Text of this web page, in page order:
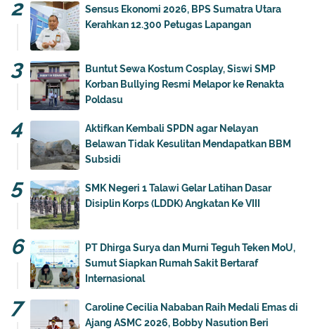
Sensus Ekonomi 2026, BPS Sumatra Utara
Kerahkan 12.300 Petugas Lapangan
Buntut Sewa Kostum Cosplay, Siswi SMP
Korban Bullying Resmi Melapor ke Renakta
Poldasu
Aktifkan Kembali SPDN agar Nelayan
Belawan Tidak Kesulitan Mendapatkan BBM
Subsidi
SMK Negeri 1 Talawi Gelar Latihan Dasar
Disiplin Korps (LDDK) Angkatan Ke VIII
PT Dhirga Surya dan Murni Teguh Teken MoU,
Sumut Siapkan Rumah Sakit Bertaraf
Internasional
Caroline Cecilia Nababan Raih Medali Emas di
Ajang ASMC 2026, Bobby Nasution Beri